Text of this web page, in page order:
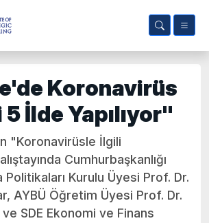
Koronavirüs
İlde Yapılıyor"
"Koronavirüsle İlgili
Cumhurbaşkanlığı
Politikaları Kurulu Üyesi Prof. Dr.
AYBÜ Öğretim Üyesi Prof. Dr.
SDE Ekonomi ve Finans